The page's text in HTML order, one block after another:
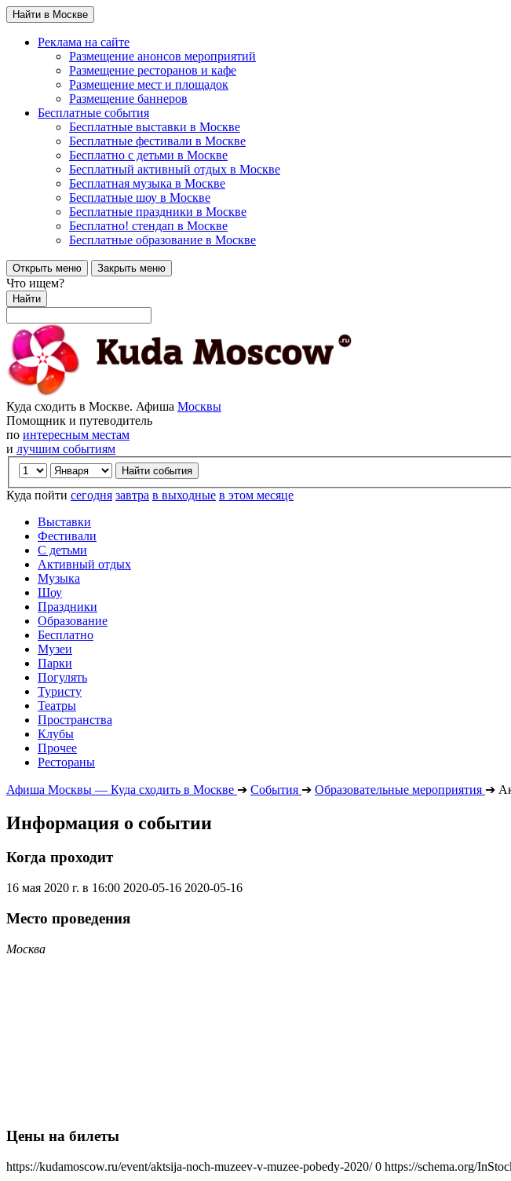
Найти в Москве
Реклама на сайте
Размещение анонсов мероприятий
Размещение ресторанов и кафе
Размещение мест и площадок
Размещение баннеров
Бесплатные события
Бесплатные выставки в Москве
Бесплатные фестивали в Москве
Бесплатно с детьми в Москве
Бесплатный активный отдых в Москве
Бесплатная музыка в Москве
Бесплатные шоу в Москве
Бесплатные праздники в Москве
Бесплатно! стендап в Москве
Бесплатные образование в Москве
Открыть меню Закрыть меню
Что ищем?
Найти
Куда сходить в Москве. Афиша Москвы
Помощник и путеводитель
по интересным местам
и лучшим событиям
Куда пойти сегодня завтра в выходные в этом месяце
Выставки
Фестивали
С детьми
Активный отдых
Музыка
Шоу
Праздники
Образование
Бесплатно
Музеи
Парки
Погулять
Туристу
Театры
Пространства
Клубы
Прочее
Рестораны
Афиша Москвы — Куда сходить в Москве ➔ События ➔ Образовательные мероприятия ➔
Информация о событии
Когда проходит
16 мая 2020 г. в 16:00 2020-05-16 2020-05-16
Место проведения
Москва
Цены на билеты
https://kudamoscow.ru/event/aktsija-noch-muzeev-v-muzee-pobedy-2020/ 0 https://schema.org/